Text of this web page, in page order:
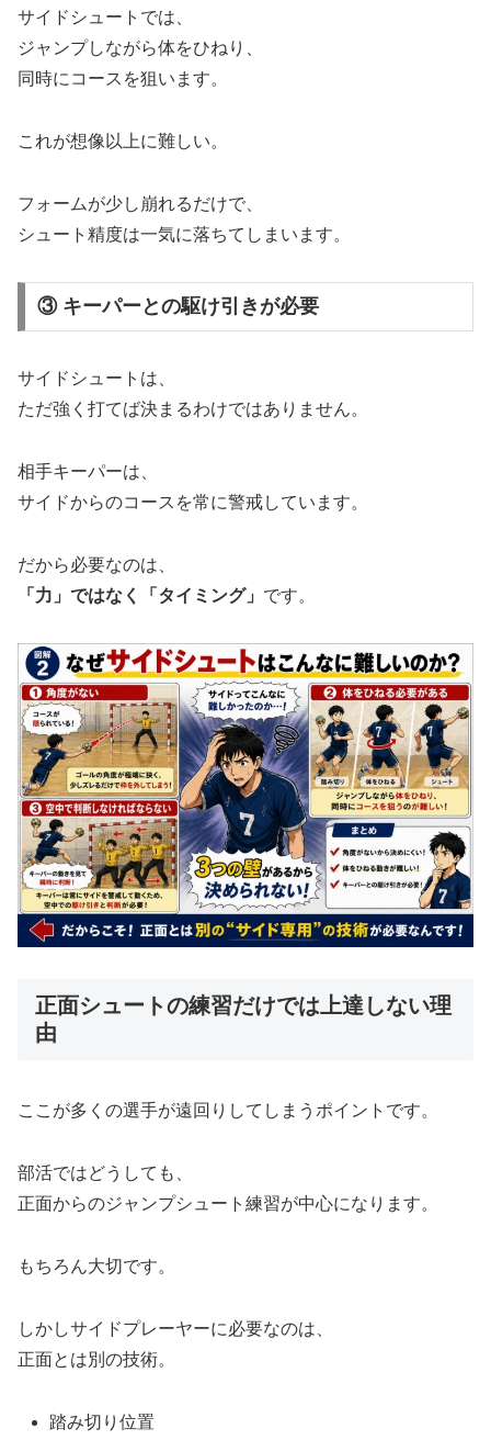
サイドシュートでは、
ジャンプしながら体をひねり、
同時にコースを狙います。
これが想像以上に難しい。
フォームが少し崩れるだけで、
シュート精度は一気に落ちてしまいます。
③ キーパーとの駆け引きが必要
サイドシュートは、
ただ強く打てば決まるわけではありません。
相手キーパーは、
サイドからのコースを常に警戒しています。
だから必要なのは、
「力」ではなく「タイミング」 です。
正面シュートの練習だけでは上達しない理
由
ここが多くの選手が遠回りしてしまうポイントです。
部活ではどうしても、
正面からのジャンプシュート練習が中心になります。
もちろん大切です。
しかしサイドプレーヤーに必要なのは、
正面とは別の技術。
踏み切り位置